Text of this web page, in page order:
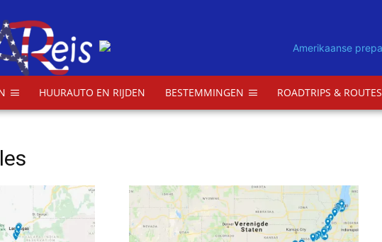
HUURAUTO EN RIJDEN BESTEMMINGEN ROADTRIPS & ROUTES